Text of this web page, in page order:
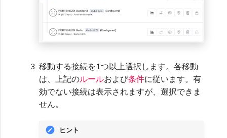
移動する接続を1つ以上選択します。各移動
は、上記のルールおよび条件に従います。有
効でない接続は表示されますが、選択できま
せん。
ヒント